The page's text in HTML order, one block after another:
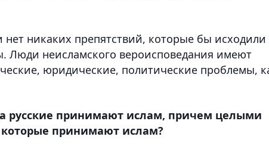
никаких препятствий, которые бы исходили
Люди неисламского вероисповедания имеют
юридические, политические проблемы,
русские принимают ислам, причем целыми
которые принимают ислам?